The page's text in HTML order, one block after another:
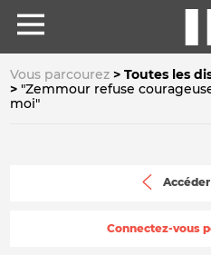
Vous parcourez
Toutes les
"Zemmour refuse
moi"
Connectez-vous